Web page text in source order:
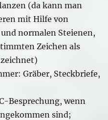
(da kann man
mit Hilfe von
normalen Steienen,
Zeichen als
Gräber, Steckbriefe,
Besprechung, wenn
sind;